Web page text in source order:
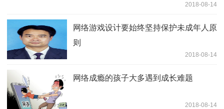
2018-08-14
网络游戏设计要始终坚持保护未成年人原
则
2018-08-14
网络成瘾的孩子大多遇到成长难题
2018-08-14